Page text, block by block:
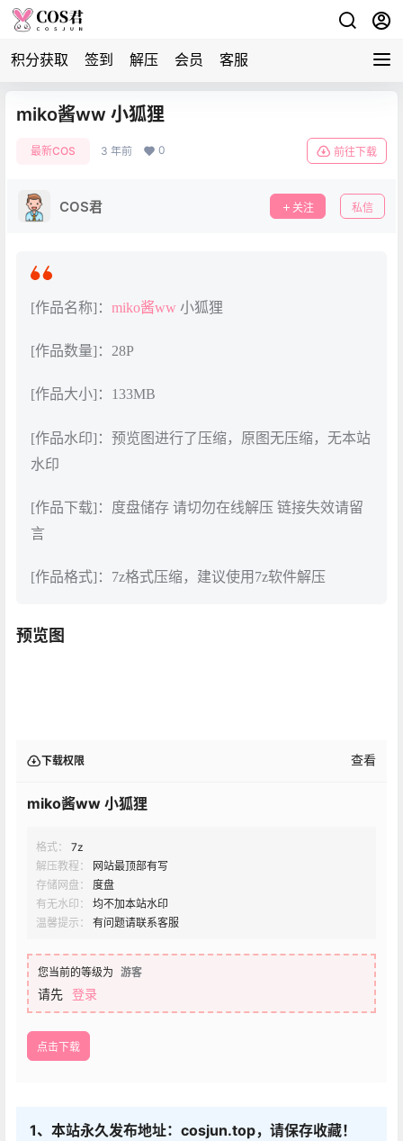
积分获取 签到 解压 会员 客服
miko酱ww 小狐狸
最新COS 3 年前 0 前往下载
COS君 关注 私信
[作品名称]： miko酱ww 小狐狸
[作品数量]：28P
[作品大小]：133MB
[作品水印]：预览图进行了压缩，原图无压缩，无本站
水印
[作品下载]：度盘储存 请切勿在线解压 链接失效请留
言
[作品格式]：7z格式压缩，建议使用7z软件解压
预览图
下载权限 查看
miko酱ww 小狐狸
格式：
7z
解压教程：
网站最顶部有写
存储网盘：
度盘
有无水印：
均不加本站水印
温馨提示：
有问题请联系客服
您当前的等级为 游客
请先 登录
点击下载
1、本站永久发布地址：cosjun.top，请保存收藏！